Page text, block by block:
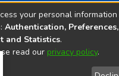
de
License
Nacional de Salud -
your personal
Authentication, Preferences,
and Statistics.
read our privacy policy.